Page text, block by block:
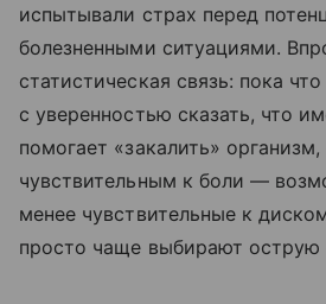
испытывали страх перед
болезненными ситуациями.
статистическая связь: пока что
с уверенностью сказать, что
помогает «закалить»
чувствительным к боли —
менее чувствительные к
просто чаще выбирают острую